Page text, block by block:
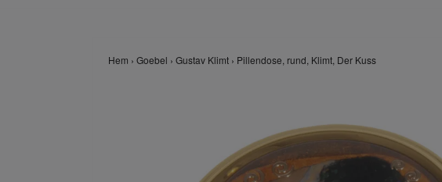
Hem › Goebel › Gustav Klimt › Pillendose, rund, Klimt, Der Kuss